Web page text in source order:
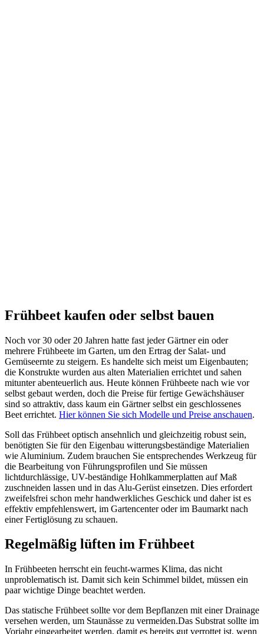
Frühbeet kaufen oder selbst bauen
Noch vor 30 oder 20 Jahren hatte fast jeder Gärtner ein oder
mehrere Frühbeete im Garten, um den Ertrag der Salat- und
Gemüseernte zu steigern. Es handelte sich meist um Eigenbauten;
die Konstrukte wurden aus alten Materialien errichtet und sahen
mitunter abenteuerlich aus. Heute können Frühbeete nach wie vor
selbst gebaut werden, doch die Preise für fertige Gewächshäuser
sind so attraktiv, dass kaum ein Gärtner selbst ein geschlossenes
Beet errichtet. Hier können Sie sich Modelle und Preise anschauen.
Soll das Frühbeet optisch ansehnlich und gleichzeitig robust sein,
benötigten Sie für den Eigenbau witterungsbeständige Materialien
wie Aluminium. Zudem brauchen Sie entsprechendes Werkzeug für
die Bearbeitung von Führungsprofilen und Sie müssen
lichtdurchlässige, UV-beständige Hohlkammerplatten auf Maß
zuschneiden lassen und in das Alu-Gerüst einsetzen. Dies erfordert
zweifelsfrei schon mehr handwerkliches Geschick und daher ist es
effektiv empfehlenswert, im Gartencenter oder im Baumarkt nach
einer Fertiglösung zu schauen.
Regelmäßig lüften im Frühbeet
In Frühbeeten herrscht ein feucht-warmes Klima, das nicht
unproblematisch ist. Damit sich kein Schimmel bildet, müssen ein
paar wichtige Dinge beachtet werden.
Das statische Frühbeet sollte vor dem Bepflanzen mit einer Drainage
versehen werden, um Staunässe zu vermeiden.Das Substrat sollte im
Vorjahr eingearbeitet werden, damit es bereits gut verrottet ist, wenn